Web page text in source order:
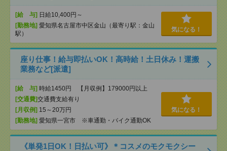
[給 与] 日給10,400円～
[勤務地] 愛知県名古屋市中区金山（最寄り駅：金山
駅）
気になる！
座り仕事！給与即払いOK！高時給！土日休み！運搬
業務など[派遣]
[給 与] 時給1450円 【月収例】179000円以上
[交通費]交通費支給有り
[月収例] 15～20万円
[勤務地] 愛知県一宮市 ※車通勤・バイク通勤OK
気になる！
《単発1日OK！日払い可》＊コスメのモクモクシー